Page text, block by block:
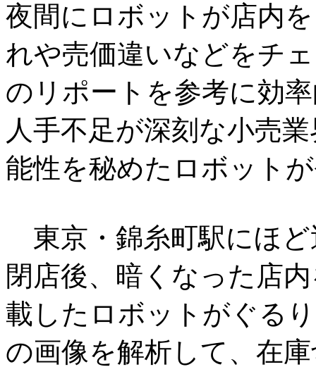
夜間にロボットが店内
れや売価違いなどをチ
のリポートを参考に効
人手不足が深刻な小売
能性を秘めたロボット
東京・錦糸町駅にほ
閉店後、暗くなった店
載したロボットがぐる
の画像を解析して、在